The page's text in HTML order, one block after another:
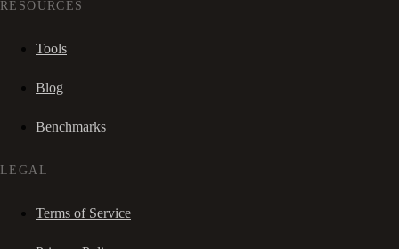
RESOURCES
Tools
Blog
Benchmarks
LEGAL
Terms of Service